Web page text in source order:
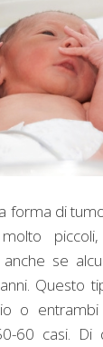
forma di
se
Questo
o
60 casi.